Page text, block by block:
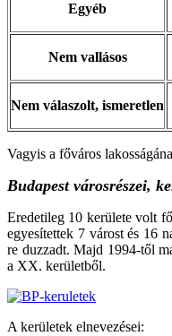
Egyéb
Nem vallásos
Nem válaszolt, ismeretlen
Vagyis a főváros
Budapest városrészei,
Eredetileg 10 kerülete volt
egyesítettek 7 várost és 16
re duzzadt. Majd 1994-től
a XX. kerületből.
A kerületek elnevezései: